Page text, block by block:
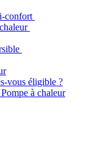
confort
vous éligible ?
à chaleur